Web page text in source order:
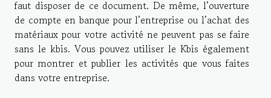
faut disposer de ce document. De même, l’ouverture
de compte en banque pour l’entreprise ou l’achat des
matériaux pour votre activité ne peuvent pas se faire
sans le kbis. Vous pouvez utiliser le Kbis également
pour montrer et publier les activités que vous faites
dans votre entreprise.